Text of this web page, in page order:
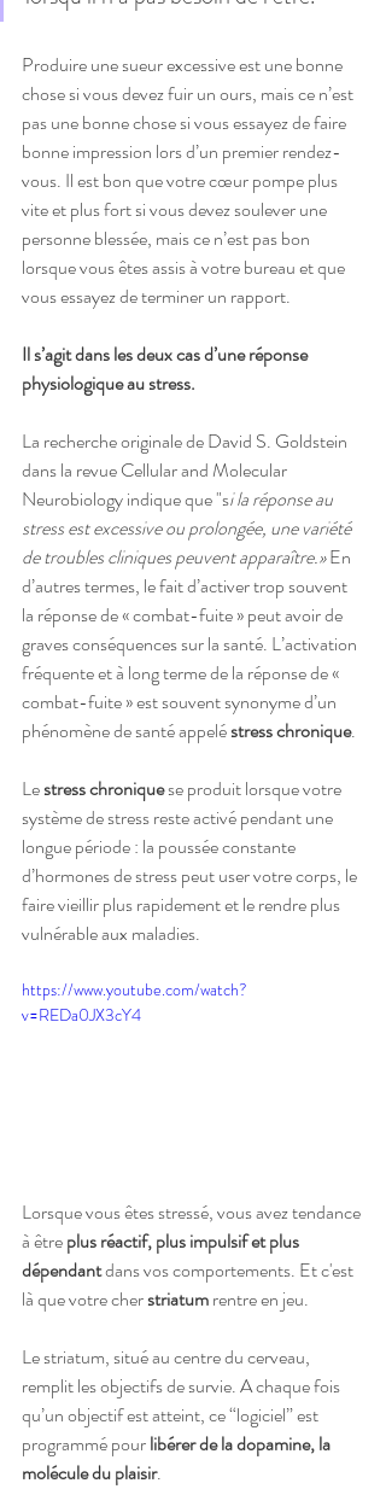
Produire une sueur excessive est une bonne
chose si vous devez fuir un ours, mais ce n’est
pas une bonne chose si vous essayez de faire
bonne impression lors d’un premier rendez-
vous. Il est bon que votre cœur pompe plus
vite et plus fort si vous devez soulever une
personne blessée, mais ce n’est pas bon
lorsque vous êtes assis à votre bureau et que
vous essayez de terminer un rapport.
Il s’agit dans les deux cas d’une réponse
physiologique au stress.
La recherche originale de David S. Goldstein
dans la revue Cellular and Molecular
Neurobiology indique que "si la réponse au
stress est excessive ou prolongée, une variété
de troubles cliniques peuvent apparaître.» En
d’autres termes, le fait d’activer trop souvent
la réponse de « combat-fuite » peut avoir de
graves conséquences sur la santé. L’activation
fréquente et à long terme de la réponse de «
combat-fuite » est souvent synonyme d’un
phénomène de santé appelé stress chronique.
Le stress chronique se produit lorsque votre
système de stress reste activé pendant une
longue période : la poussée constante
d’hormones de stress peut user votre corps, le
faire vieillir plus rapidement et le rendre plus
vulnérable aux maladies.
https://www.youtube.com/watch?
v=REDa0JX3cY4
Lorsque vous êtes stressé, vous avez tendance
à être plus réactif, plus impulsif et plus
dépendant dans vos comportements. Et c'est
là que votre cher striatum rentre en jeu.
Le striatum, situé au centre du cerveau,
remplit les objectifs de survie. A chaque fois
qu’un objectif est atteint, ce “logiciel” est
programmé pour libérer de la dopamine, la
molécule du plaisir.